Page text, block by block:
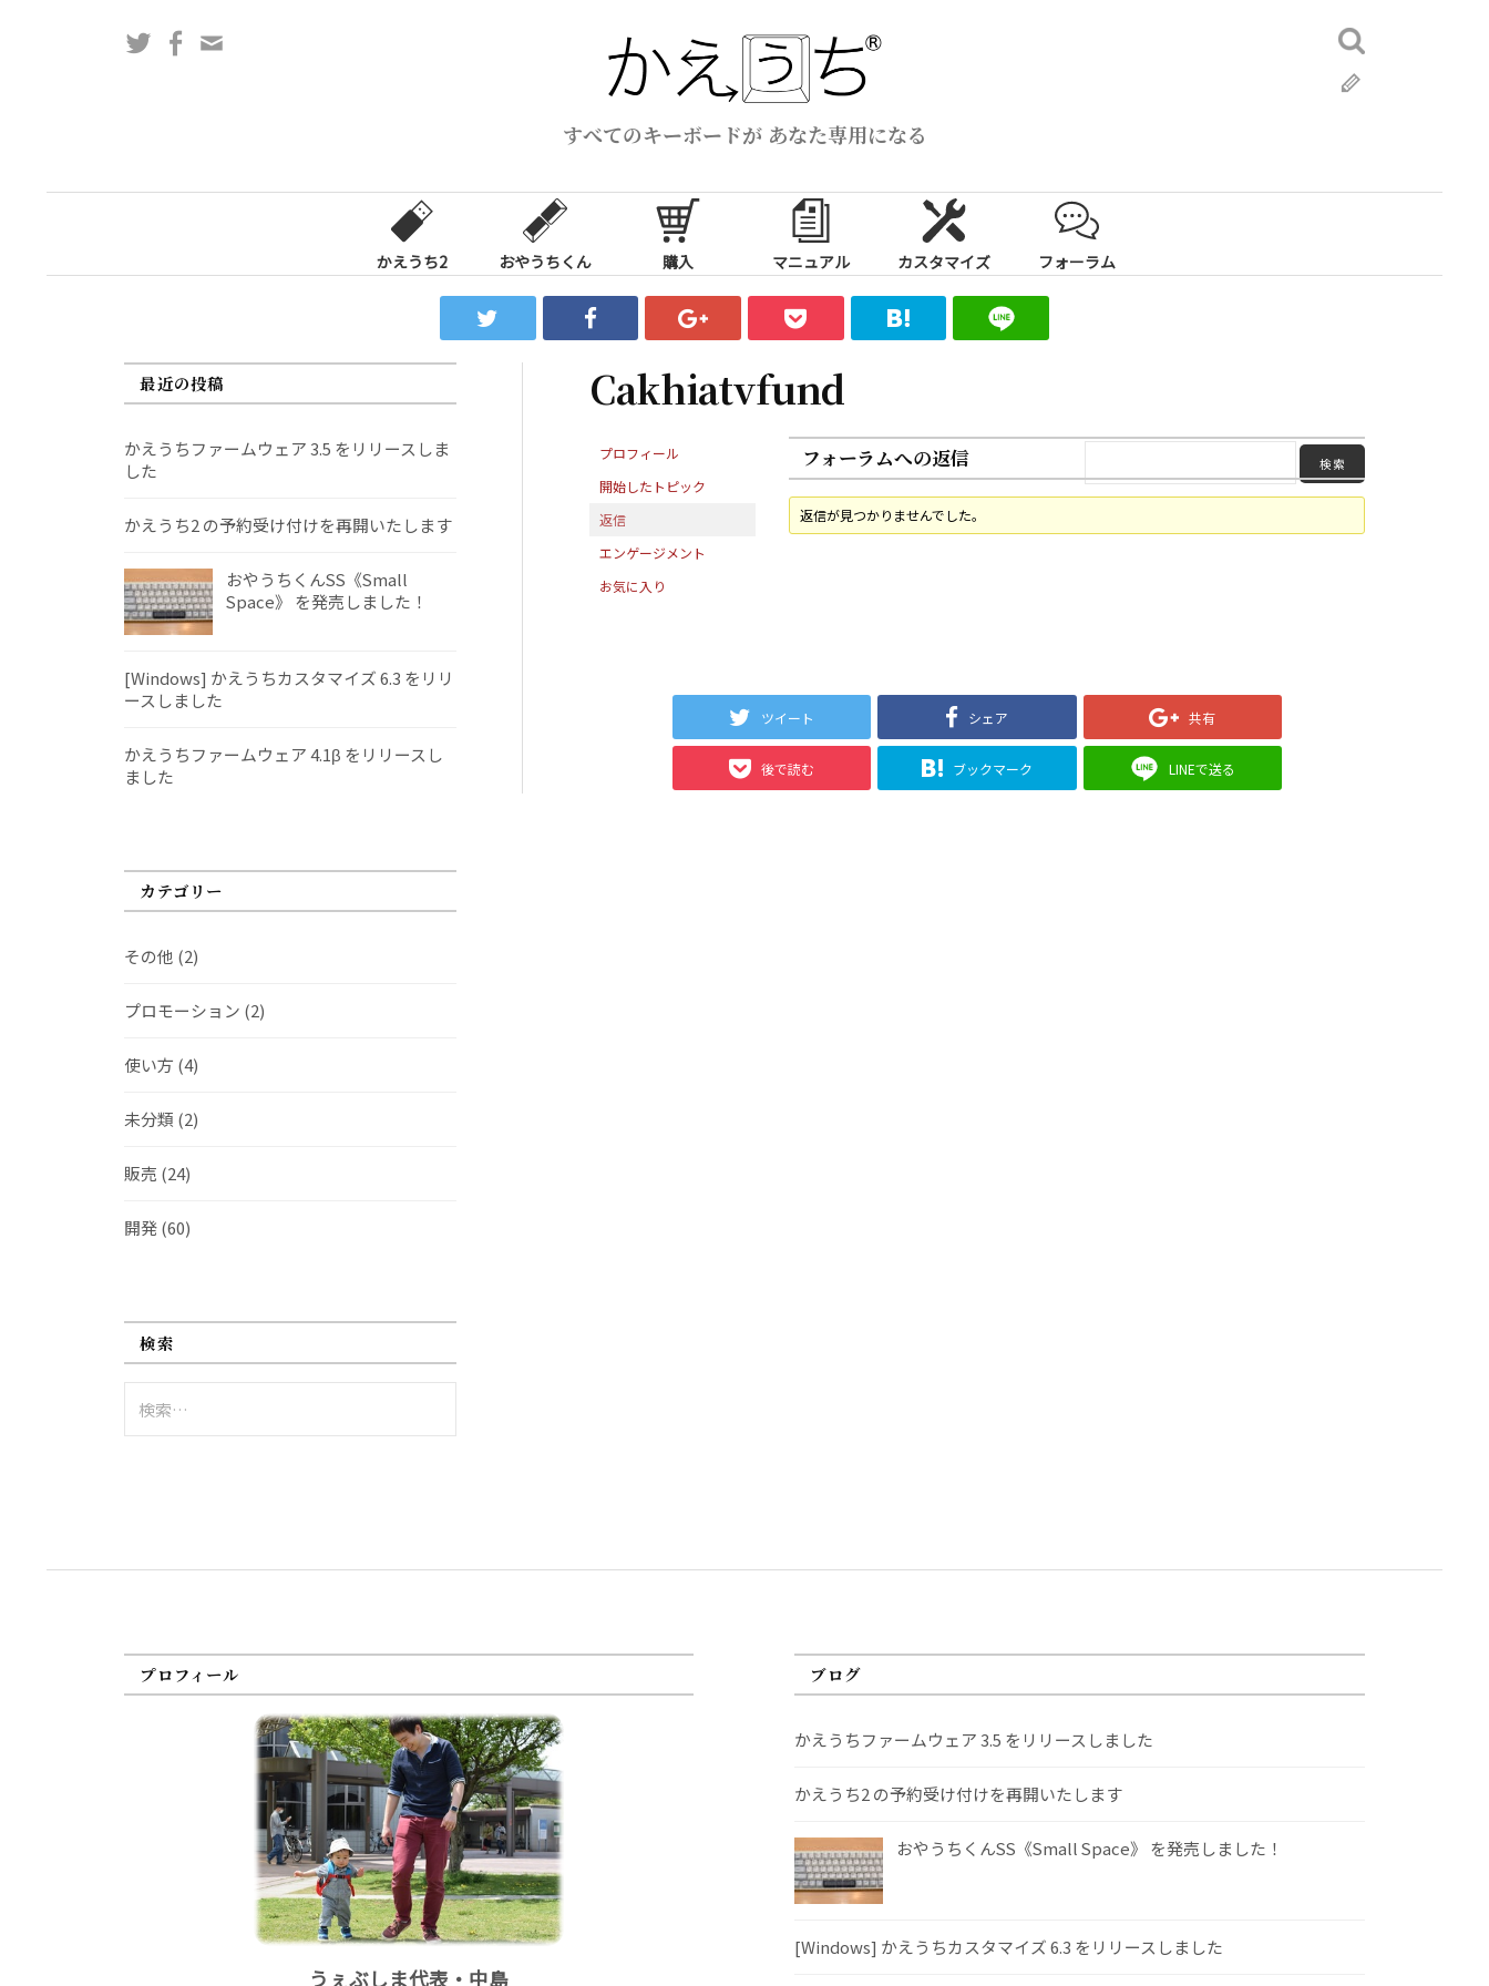
ス
すべてのキーボードが あなた専用になる
TwitterFacebook
検
索:
かえうち2 おやうちくん 購入 マニュアル カスタマイズ フォーラム
Cakhiatvfund
プロフィール
開始したトピック
返信
エンゲージメント
お気に入り
フォーラムへの返信
返信が見つかりませんでした。
ツイート シェア 共有
後で読む ブックマーク LINEで送る
最近の投稿
かえうちファームウェア 3.5 をリリースしま
した
かえうち2 の予約受け付けを再開いたします
おやうちくんSS《Small
Space》 を発売しました！
[Windows] かえうちカスタマイズ 6.3 をリリ
ースしました
かえうちファームウェア 4.1β をリリースし
ました
カテゴリー
その他 (2)
プロモーション (2)
使い方 (4)
未分類 (2)
販売 (24)
開発(60)
検索
索:
プロフィール
うぇぶしま代表・中島
ブログ
かえうちファームウェア 3.5 をリリースしました
かえうち2 の予約受け付けを再開いたします
おやうちくんSS《Small Space》 を発売しました！
[Windows] かえうちカスタマイズ 6.3 をリリースしました